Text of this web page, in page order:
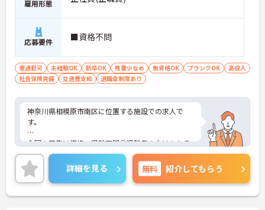
雇用形態
応募要件 ■資格不問
車通勤可 未経験OK 新卒OK 残業少なめ 無資格OK ブランクOK
高収入
社会保険完備
交通費支給 退職金制度あり
神奈川県相模原市南区に位置する施設での求人で
す。
今回の募集は資格・経験不問◎経験者の方はもちろ
ん、これから頑張りたい、チャレンジしたいという
方にもオススメの求人です！
年6日間のリフレッシュ休暇もあり、ライフワーク
バランスも保てます◎
詳細を見る 無料 紹介してもらう